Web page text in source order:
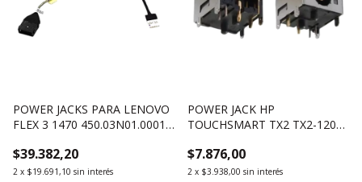
POWER JACKS PARA LENOVO
FLEX 3 1470 450.03N01.0001
$39.382,20
2 x $19.691,10 sin interés
POWER JACK HP
TOUCHSMART TX2 TX2-1200
$7.876,00
2 x $3.938,00 sin interés